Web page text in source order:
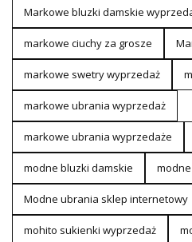
Markowe bluzki damskie
markowe ciuchy za grosze
markowe swetry wyprzedaż
markowe ubrania wyprzedaż
markowe ubrania wyprzedaże
modne bluzki damskie
Modne ubrania sklep internetowy
mohito sukienki wyprzedaż